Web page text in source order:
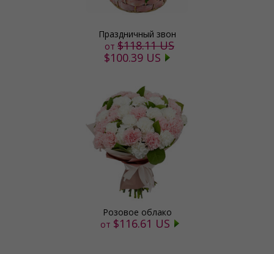
Праздничный звон
от $118.11 US
$100.39 US
Розовое облако
от $116.61 US